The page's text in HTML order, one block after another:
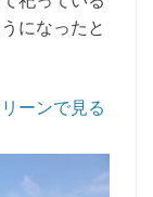
になったと
ーンで見る